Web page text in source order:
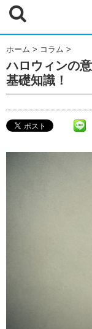
ホーム > コラム >
ハロウィンの
基礎知識！